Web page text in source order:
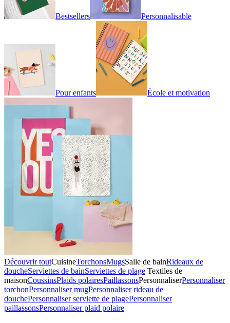
Bestsellers Personnalisable
Pour enfants École et motivation
Découvrir toutCuisineTorchonsMugsSalle de bainRideaux de
doucheServiettes de bainServiettes de plage Textiles de
maisonCoussinsPlaids polairesPaillassonsPersonnaliserPersonnaliser
torchonPersonnaliser mugPersonnaliser rideau de
douchePersonnaliser serviette de plagePersonnaliser
paillassonsPersonnaliser plaid polaire